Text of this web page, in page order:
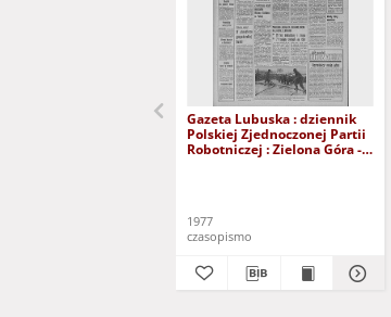
Gazeta Lubuska : dziennik
Polskiej Zjednoczonej Partii
Robotniczej : Zielona Góra -
1977
czasopismo